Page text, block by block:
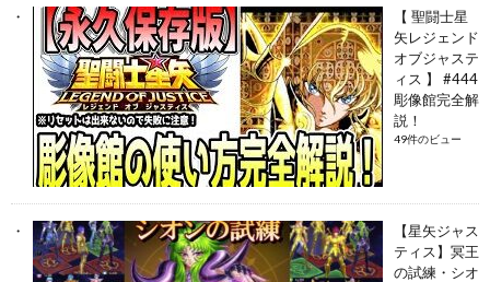
【 聖闘士星
矢レジェンド
オブジャステ
ィス 】 #444
彫像館完全解
説！
49件のビュー
【星矢ジャス
ティス】冥王
の試練・シオ